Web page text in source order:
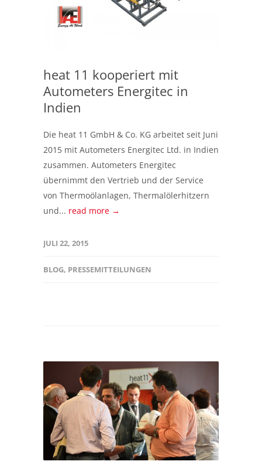
heat 11 kooperiert mit
Autometers Energitec in
Indien
Die heat 11 GmbH & Co. KG arbeitet seit Juni
2015 mit Autometers Energitec Ltd. in Indien
zusammen. Autometers Energitec
übernimmt den Vertrieb und der Service
von Thermoölanlagen, Thermalölerhitzern
und... read more →
JULI 22, 2015
BLOG, PRESSEMITTEILUNGEN